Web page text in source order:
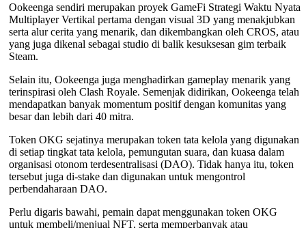
Ookeenga sendiri merupakan proyek GameFi Strategi Waktu Nyata
Multiplayer Vertikal pertama dengan visual 3D yang menakjubkan
serta alur cerita yang menarik, dan dikembangkan oleh CROS, atau
yang juga dikenal sebagai studio di balik kesuksesan gim terbaik
Steam.
Selain itu, Ookeenga juga menghadirkan gameplay menarik yang
terinspirasi oleh Clash Royale. Semenjak didirikan, Ookeenga telah
mendapatkan banyak momentum positif dengan komunitas yang
besar dan lebih dari 40 mitra.
Token OKG sejatinya merupakan token tata kelola yang digunakan
di setiap tingkat tata kelola, pemungutan suara, dan kuasa dalam
organisasi otonom terdesentralisasi (DAO). Tidak hanya itu, token
tersebut juga di-stake dan digunakan untuk mengontrol
perbendaharaan DAO.
Perlu digaris bawahi, pemain dapat menggunakan token OKG
untuk membeli/menjual NFT, serta memperbanyak atau